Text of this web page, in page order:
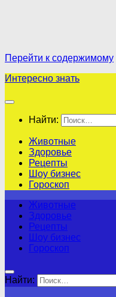
Перейти к содержимому
Интересно знать
Найти:
Животные
Здоровье
Рецепты
Шоу бизнес
Гороскоп
Животные
Здоровье
Рецепты
Шоу бизнес
Гороскоп
Найти: